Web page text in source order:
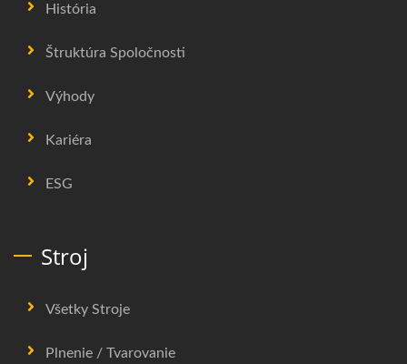
História
Štruktúra Spoločnosti
Výhody
Kariéra
ESG
Stroj
Všetky Stroje
Plnenie / Tvarovanie